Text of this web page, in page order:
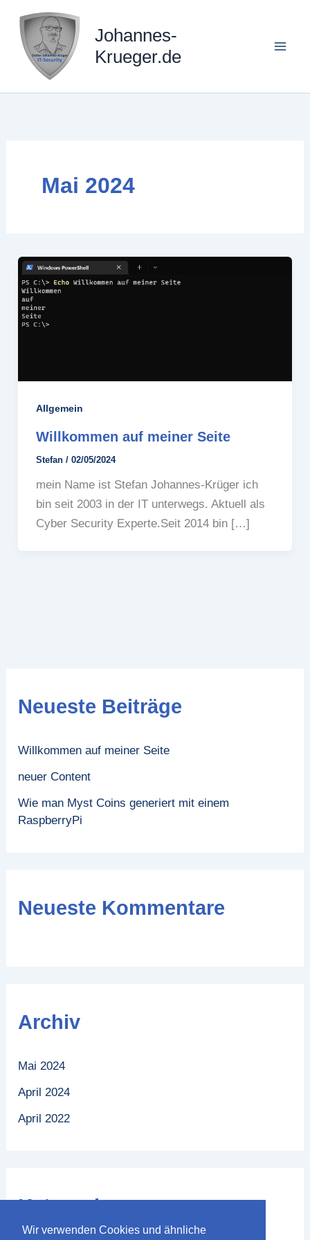
Inhalt
springen
Johannes-
Krueger.de
Mai 2024
Allgemein
Willkommen auf meiner Seite
Stefan / 02/05/2024
mein Name ist Stefan Johannes-Krüger ich
bin seit 2003 in der IT unterwegs. Aktuell als
Cyber Security Experte.Seit 2014 bin […]
Neueste Beiträge
Willkommen auf meiner Seite
neuer Content
Wie man Myst Coins generiert mit einem
RaspberryPi
Neueste Kommentare
Archiv
Mai 2024
April 2024
April 2022
Kategorien
Wir verwenden Cookies und ähnliche